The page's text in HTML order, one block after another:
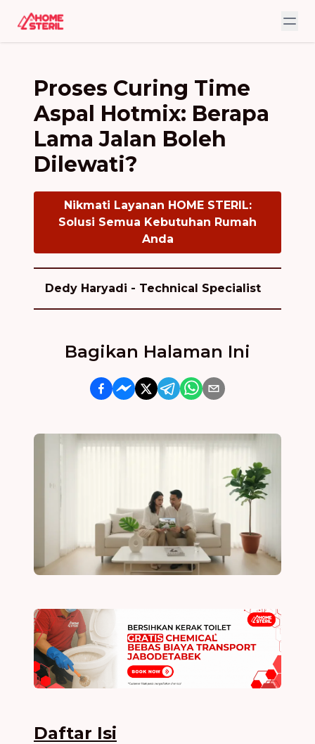
Proses Curing Time
Aspal Hotmix: Berapa
Lama Jalan Boleh
Dilewati?
Nikmati Layanan HOME STERIL:
Solusi Semua Kebutuhan Rumah
Anda
Dedy Haryadi - Technical Specialist
Bagikan Halaman Ini
Daftar Isi